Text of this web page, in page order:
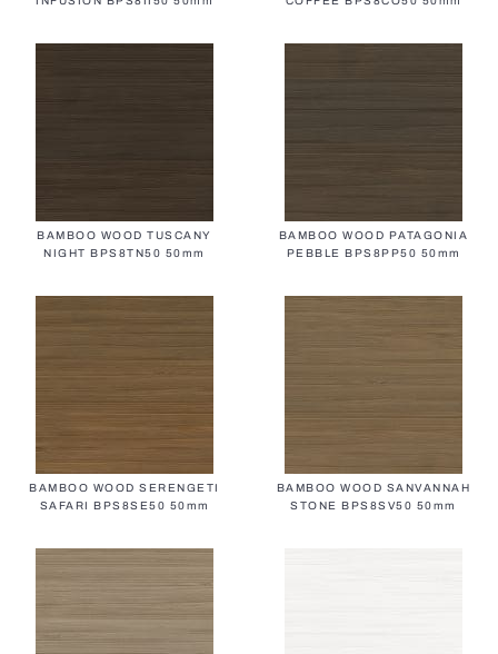
BAMBOO WOOD TUSCANY
NIGHT BPS8TN50 50mm
BAMBOO WOOD PATAGONIA
PEBBLE BPS8PP50 50mm
BAMBOO WOOD SERENGETI
SAFARI BPS8SE50 50mm
BAMBOO WOOD SANVANNAH
STONE BPS8SV50 50mm